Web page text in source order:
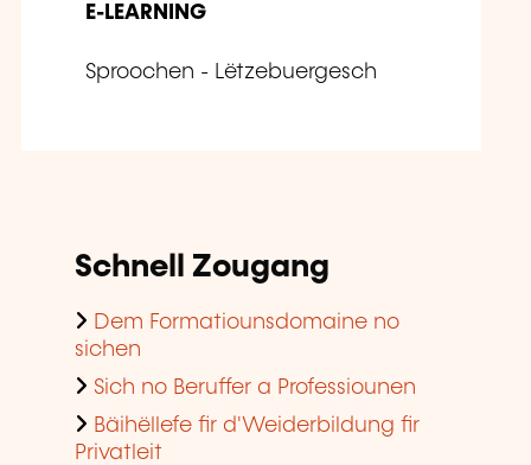
E-LEARNING
Sproochen - Lëtzebuergesch
Schnell Zougang
Dem Formatiounsdomaine no
sichen
Sich no Beruffer a Professiounen
Bäihëllefe fir d'Weiderbildung fir
Privatleit